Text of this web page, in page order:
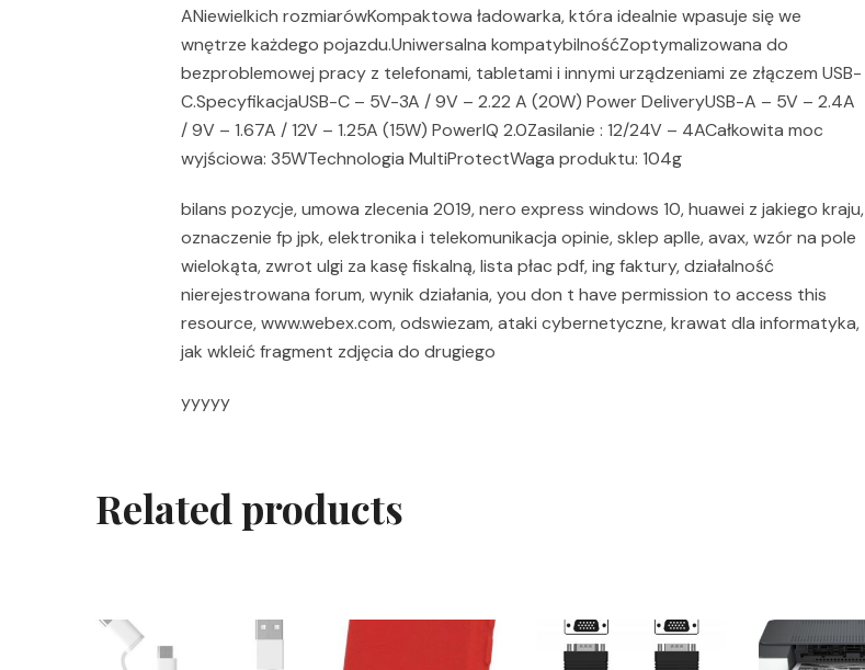
ANiewielkich rozmiarówKompaktowa ładowarka, która idealnie wpasuje się we
wnętrze każdego pojazdu.Uniwersalna kompatybilnośćZoptymalizowana do
bezproblemowej pracy z telefonami, tabletami i innymi urządzeniami ze złączem USB-
C.SpecyfikacjaUSB-C – 5V-3A / 9V – 2.22 A (20W) Power DeliveryUSB-A – 5V – 2.4A
/ 9V – 1.67A / 12V – 1.25A (15W) PowerIQ 2.0Zasilanie : 12/24V – 4ACałkowita moc
wyjściowa: 35WTechnologia MultiProtectWaga produktu: 104g
bilans pozycje, umowa zlecenia 2019, nero express windows 10, huawei z jakiego kraju,
oznaczenie fp jpk, elektronika i telekomunikacja opinie, sklep aplle, avax, wzór na pole
wielokąta, zwrot ulgi za kasę fiskalną, lista płac pdf, ing faktury, działalność
nierejestrowana forum, wynik działania, you don t have permission to access this
resource, www.webex.com, odswiezam, ataki cybernetyczne, krawat dla informatyka,
jak wkleić fragment zdjęcia do drugiego
yyyyy
Related products